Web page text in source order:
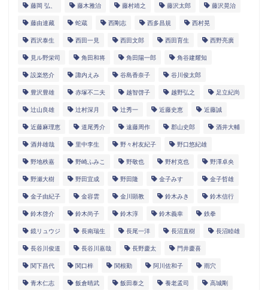
藤岡 弘、 藤木雅治 藤村靖之 藤沢太郎 藤沢晃治
藤由達藏 蛇蔵 西剛志 西多昌規 西村晃
西沢泰生 西田一見 西田文郎 西田育生 西野亮廣
見ル野栄司 角田和将 角田陽一郎 角谷建耀知
設楽悠介 諏内えみ 谷島香奈子 谷川俊太郎
豊沢豊雄 赤塚不二夫 越智啓子 越野弘之 足立紀尚
辻山良雄 辻村深月 辻秀一 近藤史恵 近藤誠
近藤麻理恵 道尾秀介 遠藤周作 郡山史郎 酒井大輔
酒井雄哉 里中李生 野々村友紀子 野口悠紀雄
野地秩嘉 野崎ふみこ 野敬也 野村克也 野澤卓央
野瀬大樹 野田宜成 野田隆 金子みすゞ 金子哲雄
金子由紀子 金容雲 金川顕教 鈴木みき 鈴木信行
鈴木啓介 鈴木尚子 鈴木淳 鈴木義幸 鉄拳
鏡リュウジ 長南瑞生 長尾一洋 長沼直樹 長沼睦雄
長谷川俊道 長谷川嘉哉 長野慶太 門井慶喜
関下昌代 関口梓 関根勤 阿川佐和子 雨穴
青木仁志 飯倉晴武 飯田泰之 養老孟司 高城剛